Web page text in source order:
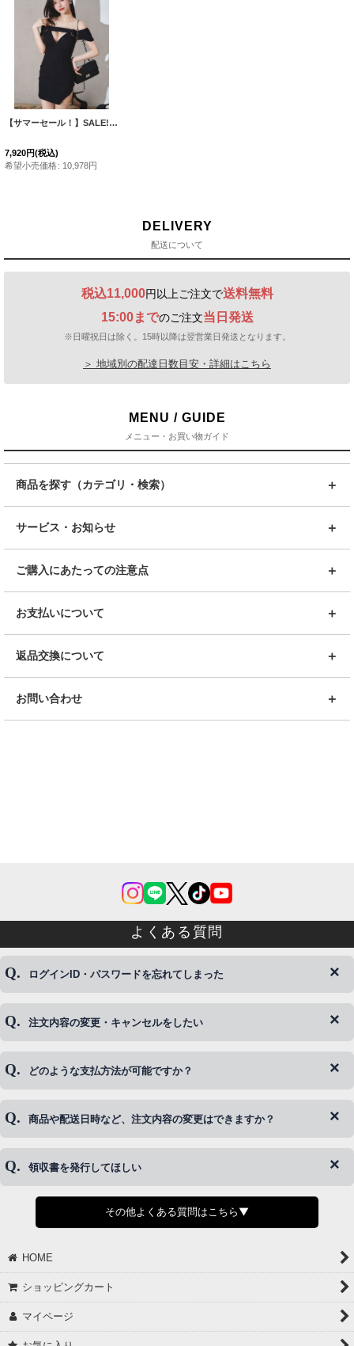
【サマーセール！】SALE!リブタイトオフショルダードレス/谷間見せ/背中見せ/ミニドレス/キャバドレス【S-Mサイズ/1カラー】[OF03] 【YN】dzw
7,920円(税込)
希望小売価格: 10,978円
DELIVERY
配送について
税込11,000円以上ご注文で送料無料
15:00までのご注文当日発送
※日曜祝日は除く。15時以降は翌営業日発送となります。
＞ 地域別の配達日数目安・詳細はこちら
MENU / GUIDE
メニュー・お買い物ガイド
商品を探す（カテゴリ・検索）
サービス・お知らせ
ご購入にあたっての注意点
お支払いについて
返品交換について
お問い合わせ
よくある質問
ログインID・パスワードを忘れてしまった
◆下記ページより、ログインIDの変更が可能です。
注文内容の変更・キャンセルをしたい
◆即日発送を行なっている関係上、午後以降のご連絡やキャンセル
※発送後、発送準備が完了しお手続きが間に合わない場合は変更、
どのような支払方法が可能ですか？
◆代金引換・クレジットカード・携帯キャリア決済・おねだり決
商品や配送日時など、注文内容の変更はできますか？
◆商品発送前の変更は承っております。
さい。
領収書を発行してほしい
◆領収書はご希望頂いた場合のみ発行しております。
【これからご注文する場合】
願いします。
②宛名（空欄は上様は不可）
③但し書き（空欄やお品代は不可）
その他よくある質問はこちら▼
HOME
ショッピングカート
マイページ